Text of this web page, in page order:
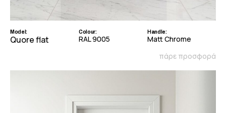
Model:
Quore flat
Colour:
RAL 9005
Handle:
Matt Chrome
πάρε προσφορά